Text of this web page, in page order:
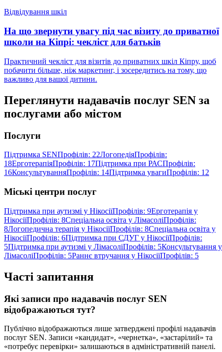
Відвідування шкіл
На що звернути увагу під час візиту до приватної
школи на Кіпрі: чекліст для батьків
Практичний чекліст для візитів до приватних шкіл Кіпру, щоб
побачити більше, ніж маркетинг, і зосередитись на тому, що
важливо для вашої дитини.
Переглянути надавачів послуг SEN за
послугами або містом
Послуги
Підтримка SENПрофілів: 22ЛогопедіяПрофілів:
18ЕрготерапіяПрофілів: 17Підтримка при РАСПрофілів:
16КонсультуванняПрофілів: 14Підтримка увагиПрофілів: 12
Міські центри послуг
Підтримка при аутизмі у НікосіїПрофілів: 9Ерготерапія у
НікосіїПрофілів: 8Спеціальна освіта у ЛімасоліПрофілів:
8Логопедична терапія у НікосіїПрофілів: 8Спеціальна освіта у
НікосіїПрофілів: 6Підтримка при СДУГ у НікосіїПрофілів:
5Підтримка при аутизмі у ЛімасоліПрофілів: 5Консультування у
ЛімасоліПрофілів: 5Раннє втручання у НікосіїПрофілів: 5
Часті запитання
Які записи про надавачів послуг SEN
відображаються тут?
Публічно відображаються лише затверджені профілі надавачів
послуг SEN. Записи «кандидат», «чернетка», «застарілий» та
«потребує перевірки» залишаються в адміністративній панелі.